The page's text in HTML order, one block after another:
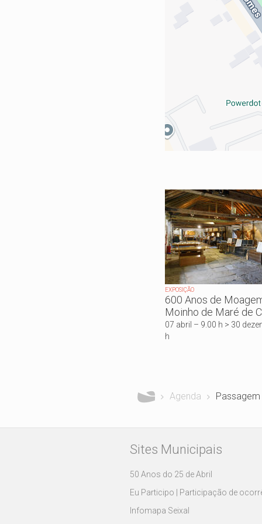
EXPOSIÇÃO
600 Anos de
Moinho de Maré de
07 abril – 9.00 h > 30
h
Agenda
Sites Municipais
50 Anos do 25 de Abril
Eu Participo | Participação de
Infomapa Seixal